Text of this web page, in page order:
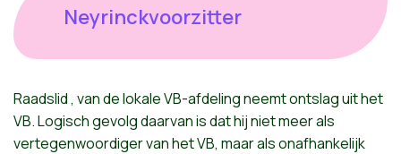
Neyrinckvoorzitter
Raadslid, van delokaleVB-afdelingneemtontslaguithet
VB.Logischgevolgdaarvanisdathijnietmeerals
vertegenwoordigervanhetVB, maaralsonafhankelijk